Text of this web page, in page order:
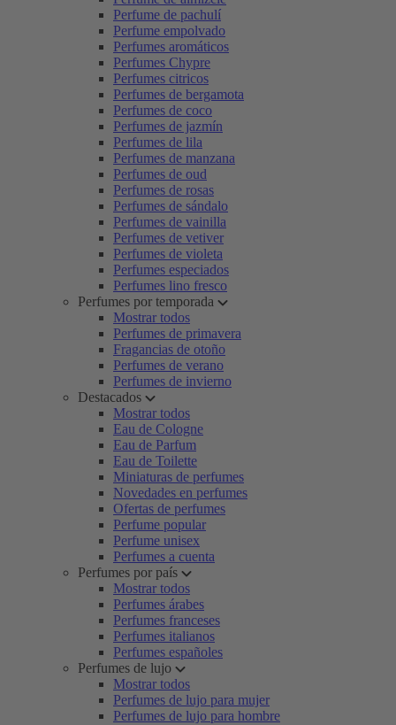
Perfume de pachulí
Perfume empolvado
Perfumes aromáticos
Perfumes Chypre
Perfumes citricos
Perfumes de bergamota
Perfumes de coco
Perfumes de jazmín
Perfumes de lila
Perfumes de manzana
Perfumes de oud
Perfumes de rosas
Perfumes de sándalo
Perfumes de vainilla
Perfumes de vetiver
Perfumes de violeta
Perfumes especiados
Perfumes lino fresco
Perfumes por temporada
Mostrar todos
Perfumes de primavera
Fragancias de otoño
Perfumes de verano
Perfumes de invierno
Destacados
Mostrar todos
Eau de Cologne
Eau de Parfum
Eau de Toilette
Miniaturas de perfumes
Novedades en perfumes
Ofertas de perfumes
Perfume popular
Perfume unisex
Perfumes a cuenta
Perfumes por país
Mostrar todos
Perfumes árabes
Perfumes franceses
Perfumes italianos
Perfumes españoles
Perfumes de lujo
Mostrar todos
Perfumes de lujo para mujer
Perfumes de lujo para hombre